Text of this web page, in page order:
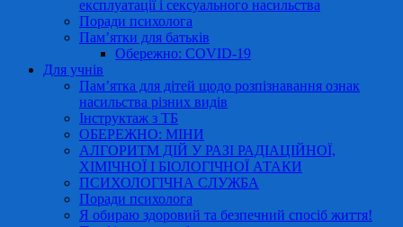
експлуатації і сексуального насильства
Поради психолога
Пам’ятки для батьків
Обережно: COVID-19
Для учнів
Пам’ятка для дітей щодо розпізнавання ознак
насильства різних видів
Інструктаж з ТБ
ОБЕРЕЖНО: МІНИ
АЛГОРИТМ ДІЙ У РАЗІ РАДІАЦІЙНОЇ,
ХІМІЧНОЇ І БІОЛОГІЧНОЇ АТАКИ
ПСИХОЛОГІЧНА СЛУЖБА
Поради психолога
Я обираю здоровий та безпечний спосіб життя!